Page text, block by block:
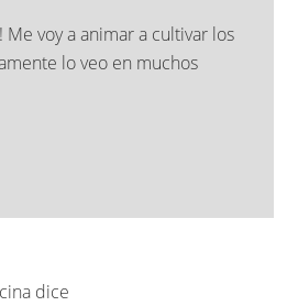
Me voy a animar a cultivar los
lo veo en muchos
dice